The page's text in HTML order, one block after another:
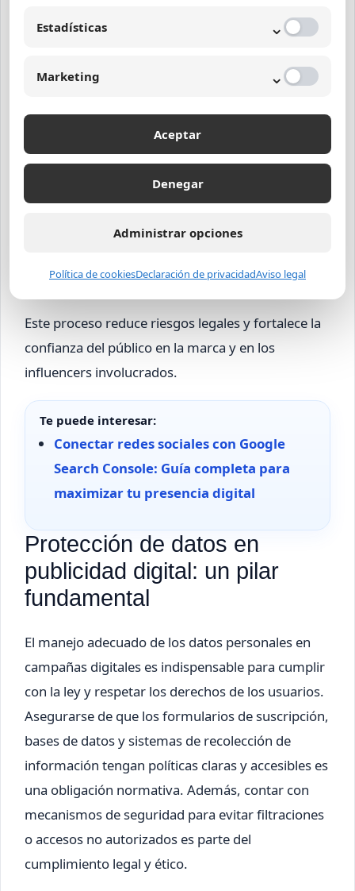
Definición clara de mensajes y productos
Instrucción a influencers para usar hashtags
como #Publicidad o #Patrocinado en todas
las publicaciones.
Revisión y aprobación de los contenidos antes
de su publicación para evitar mensajes
engañosos.
Confirmación de consentimiento para uso y
durante la campaña.
Este proceso reduce riesgos legales y fortalece la
confianza del público en la marca y en los
influencers involucrados.
Te puede interesar:
Conectar redes sociales con Google
Search Console: Guía completa para
maximizar tu presencia digital
Protección de datos en
publicidad digital: un pilar
fundamental
El manejo adecuado de los datos personales en
campañas digitales es indispensable para cumplir
con la ley y respetar los derechos de los usuarios.
Asegurarse de que los formularios de suscripción,
bases de datos y sistemas de recolección de
información tengan políticas claras y accesibles es
una obligación normativa. Además, contar con
mecanismos de seguridad para evitar filtraciones
o accesos no autorizados es parte del
cumplimiento legal y ético.
Estadísticas ⌄
Marketing ⌄
Aceptar
Denegar
Administrar opciones
Política de cookiesDeclaración de privacidadAviso legal